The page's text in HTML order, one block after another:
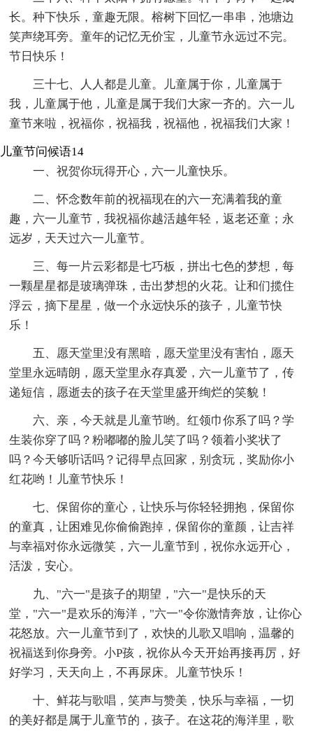
长。种下快乐，童趣无限。榕树下回忆一串串，池塘边
笑声绕耳旁。童年的记忆无价宝，儿童节永远过不完。
节日快乐！
三十七、人人都是儿童。儿童属于你，儿童属于
我，儿童属于他，儿童是属于我们大家一齐的。六一儿
童节来啦，祝福你，祝福我，祝福他，祝福我们大家！
儿童节问候语14
一、祝贺你玩得开心，六一儿童快乐。
二、怀念数年前的祝福现在的六一充满着我的童
趣，六一儿童节，我祝福你越活越年轻，返老还童；永
远岁，天天过六一儿童节。
三、每一片云彩都是七巧板，拼出七色的梦想，每
一颗星星都是玻璃弹珠，击出梦想的火花。让和们揽住
浮云，摘下星星，做一个永远快乐的孩子，儿童节快
乐！
五、愿天堂里没有黑暗，愿天堂里没有害怕，愿天
堂里永远晴朗，愿天堂里永存真爱，六一儿童节了，传
递短信，愿逝去的孩子在天堂里盛开绚烂的笑貌！
六、亲，今天就是儿童节哟。红领巾你系了吗？学
生装你穿了吗？粉嘟嘟的脸儿笑了吗？领着小奖状了
吗？今天够听话吗？记得早点回家，别贪玩，奖励你小
红花哟！儿童节快乐！
七、保留你的童心，让快乐与你轻轻拥抱，保留你
的童真，让困难见你偷偷跑掉，保留你的童颜，让吉祥
与幸福对你永远微笑，六一儿童节到，祝你永远开心，
活泼，安心。
九、"六一"是孩子的期望，"六一"是快乐的天
堂，"六一"是欢乐的海洋，"六一"令你激情奔放，让你心
花怒放。六一儿童节到了，欢快的儿歌又唱响，温馨的
祝福送到你身旁。小P孩，祝你从今天开始再接再厉，好
好学习，天天向上，不再尿床。儿童节快乐！
十、鲜花与歌唱，笑声与赞美，快乐与幸福，一切
的美好都是属于儿童节的，孩子。在这花的海洋里，歌